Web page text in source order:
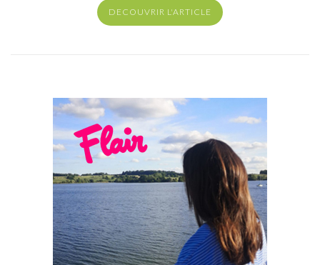
DECOUVRIR L'ARTICLE